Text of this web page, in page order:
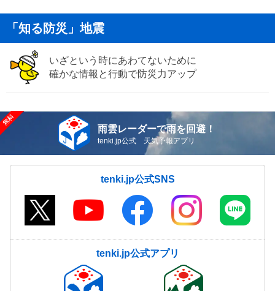
「知る防災」地震
いざという時にあわてないために
確かな情報と行動で防災力アップ
雨雲レーダーで雨を回避！
tenki.jp公式 天気予報アプリ
tenki.jp公式SNS
tenki.jp公式アプリ